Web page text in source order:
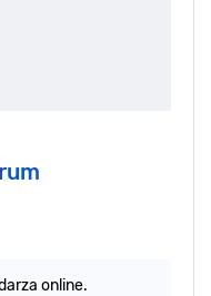
online.